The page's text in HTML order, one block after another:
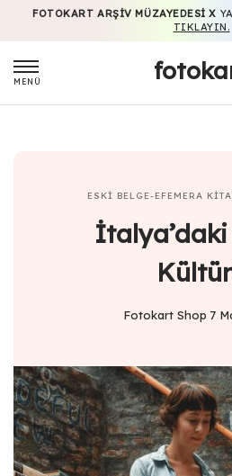
FOTOKART ARŞIV MÜZAYEDESI X
TIKLAYIN.
MENÜ
ESKI BELGE-EFEMERA
Fotokart Shop 7